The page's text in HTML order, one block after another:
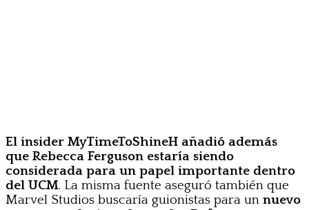
El insider MyTimeToShineH añadió además
que Rebecca Ferguson estaría siendo
considerada para un papel importante dentro
del UCM. La misma fuente aseguró también que
Marvel Studios buscaría guionistas para un nuevo